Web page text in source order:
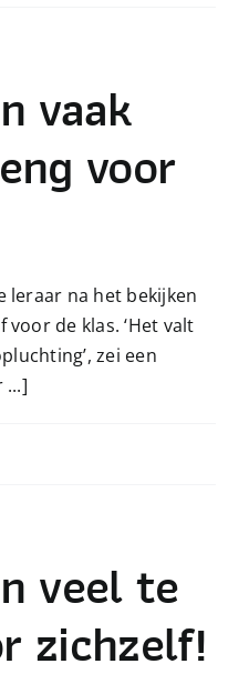
vaak
voor
leraar na het bekijken
de klas. ‘Het valt
zei een
...]
veel te
zichzelf!